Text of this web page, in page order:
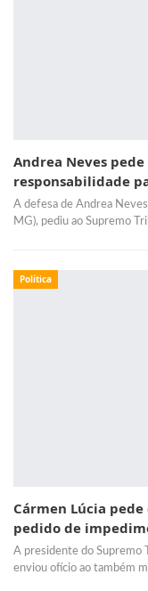
Andrea Neves
responsabilidade
A defesa de Andrea
MG), pediu ao Supremo
Política
Cármen Lúcia
pedido de
A presidente do Supremo
enviou ofício ao também